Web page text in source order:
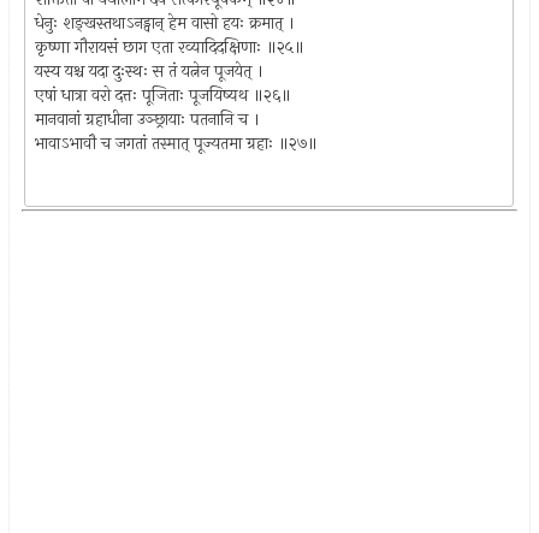
धेनुः शङ्खस्तथाऽनड्वान् हेम वासो हयः क्रमात् ।
कृष्णा गौरायसं छाग एता रव्यादिदक्षिणाः ॥२५॥
यस्य यश्च यदा दुःस्थः स तं यत्नेन पूजयेत् ।
एषां धात्रा वरो दत्तः पूजिताः पूजयिष्यथ ॥२६॥
मानवानां ग्रहाधीना उञ्छ्रायाः पतनानि च ।
भावाऽभावौ च जगतां तस्मात् पूज्यतमा ग्रहाः ॥२७॥